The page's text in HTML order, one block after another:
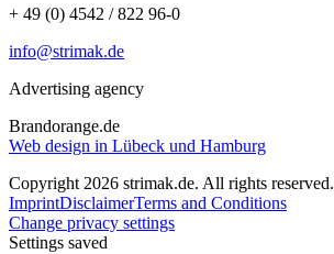
+ 49 (0) 4542 / 822 96-0
info@strimak.de
Advertising agency
Brandorange.de
Web design in Lübeck und Hamburg
Copyright 2026 strimak.de. All rights reserved.
ImprintDisclaimerTerms and Conditions
Change privacy settings
Settings saved